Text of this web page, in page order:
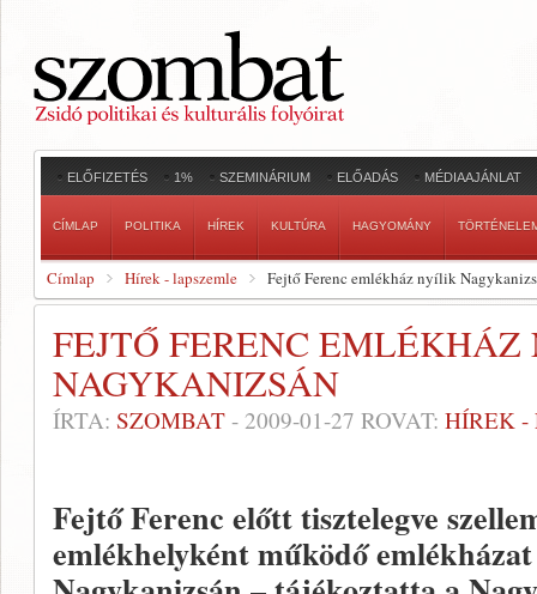
ELŐFIZETÉS 1% SZEMINÁRIUM ELŐADÁS MÉDIAAJÁNLAT
CÍMLAP POLITIKA HÍREK KULTÚRA HAGYOMÁNY
Címlap Hírek - lapszemle Fejtő Ferenc emlékház nyílik
FEJTŐ FERENC
NAGYKANIZSÁN
ÍRTA: SZOMBAT - 2009-01-27 ROVAT: HÍREK -
Fejtő Ferenc előtt tisztelegve
emlékhelyként működő